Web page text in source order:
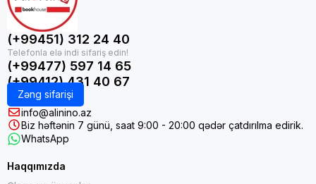
(+99451) 312 24 40
(+99477) 597 14 65
(+99412) 431 40 67
Zəng sifarişi
info@alinino.az
Biz həftənin 7 günü, saat 9:00 - 20:00 qədər çatdırılma edirik.
WhatsApp
Haqqımızda